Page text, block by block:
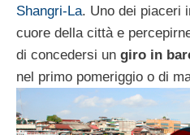
Shangri-La. Uno dei piaceri
cuore della città e
di concedersi un giro in
nel primo pomeriggio o di